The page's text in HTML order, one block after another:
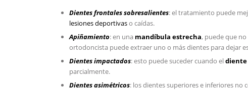
Dientes frontales sobresalientes: el tratamiento puede
lesiones deportivaso caídas.
Apiñamiento: en una mandíbula estrecha, puede que
ortodoncista puede extraer uno o más dientes para dejar
Dientes impactados: esto puede suceder cuando el
parcialmente.
Dientes asimétricos: los dientes superiores e inferiores no